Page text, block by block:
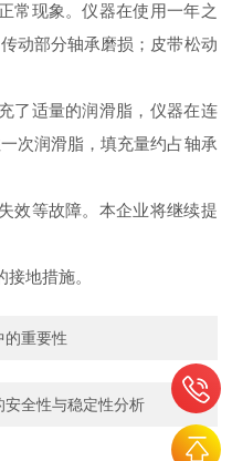
常现象。仪器在使用一年之
动部分轴承磨损；皮带松动
了适量的润滑脂，仪器在连
次润滑脂，填充量约占轴承
效等故障。本企业将继续提
地措施。
的重要性
安全性与稳定性分析